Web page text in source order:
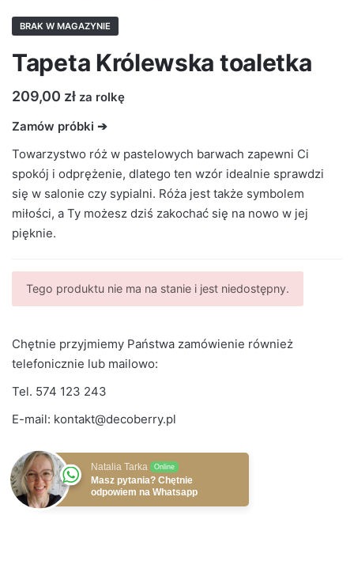
BRAK W MAGAZYNIE
Tapeta Królewska toaletka
209,00 zł za rolkę
Zamów próbki ➔
Towarzystwo róż w pastelowych barwach zapewni Ci
spokój i odprężenie, dlatego ten wzór idealnie sprawdzi
się w salonie czy sypialni. Róża jest także symbolem
miłości, a Ty możesz dziś zakochać się na nowo w jej
pięknie.
Tego produktu nie ma na stanie i jest niedostępny.
Chętnie przyjmiemy Państwa zamówienie również
telefonicznie lub mailowo:
Tel. 574 123 243
E-mail: kontakt@decoberry.pl
Natalia Tarka Online
Masz pytania? Chętnie
odpowiem na Whatsapp